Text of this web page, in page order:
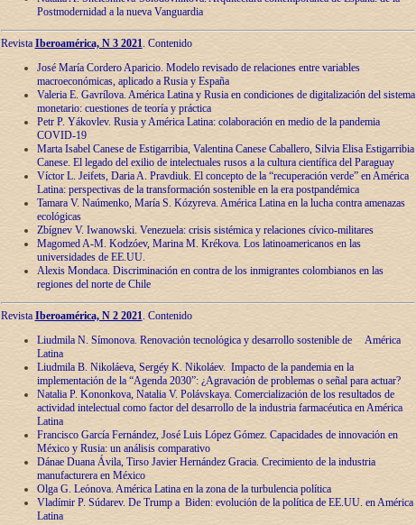
Postmodernidad a la nueva Vanguardia
Revista Iberoamérica, N 3 2021. Contenido
José María Cordero Aparicio. Modelo revisado de relaciones entre variables
macroeconómicas, aplicado a Rusia y España
Valeria E. Gavrílova. América Latina y Rusia en condiciones de digitalización del sistema
monetario: cuestiones de teoría y práctica
Petr P. Yákovlev. Rusia y América Latina: colaboración en medio de la pandemia
COVID-19
Marta Isabel Canese de Estigarribia, Valentina Canese Caballero, Silvia Elisa Estigarribia
Canese. El legado del exilio de intelectuales rusos a la cultura científica del Paraguay
Víctor L. Jeifets, Daria A. Pravdiuk. El concepto de la “recuperación verde” en América
Latina: perspectivas de la transformación sostenible en la era postpandémica
Tamara V. Naúmenko, María S. Kózyreva. América Latina en la lucha contra amenazas
ecológicas
Zbígnev V. Iwanowski. Venezuela: crisis sistémica y relaciones cívico-militares
Magomed A-M. Kodzóev, Marina M. Krékova. Los latinoamericanos en las
universidades de EE.UU.
Alexis Mondaca. Discriminación en contra de los inmigrantes colombianos en las
regiones del norte de Chile
RevistaIberoamérica, N 2 2021. Contenido
Liudmila N. Símonova. Renovaciόn tecnolόgica y desarrollo sostenible de América
Latina
Liudmila B. Nikoláeva, Sergéy K. Nikoláev. Impacto de la pandemia en la
implementaciόn de la “Agenda 2030”: ¿Agravaciόn de problemas o señal para actuar?
Natalia P. Kononkova, Natalia V. Polávskaya. Comercializaciόn de los resultados de
actividad intelectual como factor del desarrollo de la industria farmacéutica en América
Latina
Francisco García Fernández, José Luis López Gómez. Capacidades de innovaciόn en
México y Rusia: un análisis comparativo
Dánae Duana Ávila, Tirso Javier Hernández Gracia. Crecimiento de la industria
manufacturera en México
Olga G. Leόnova. América Latina en la zona de la turbulencia política
Vladímir P. Súdarev. De Trump a Biden: evoluciόn de la política de EE.UU. en América
Latina